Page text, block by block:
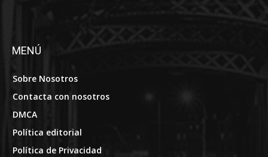
MENÚ
Sobre Nosotros
Contacta con nosotros
DMCA
Política editorial
Política de Privacidad